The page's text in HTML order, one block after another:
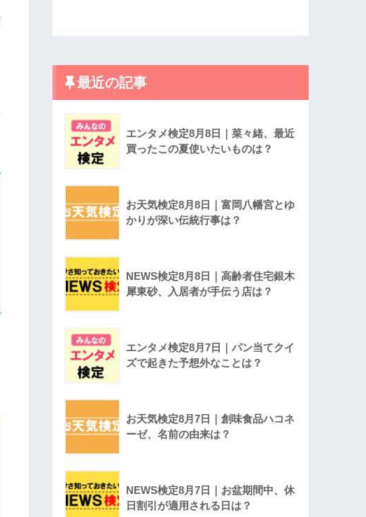
最近の記事
エンタメ検定8月8日｜菜々緒、最近
買ったこの夏使いたいものは？
お天気検定8月8日｜富岡八幡宮とゆ
かりが深い伝統行事は？
NEWS検定8月8日｜高齢者住宅銀木
犀東砂、入居者が手伝う店は？
エンタメ検定8月7日｜パン当てクイ
ズで起きた予想外なことは？
お天気検定8月7日｜創味食品ハコネ
ーゼ、名前の由来は？
NEWS検定8月7日｜お盆期間中、休
日割引が適用される日は？